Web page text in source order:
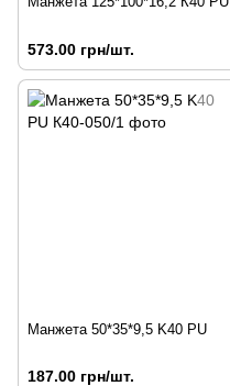
573.00 грн/шт.
Манжета 50*35*9,5 K40 PU
187.00 грн/шт.